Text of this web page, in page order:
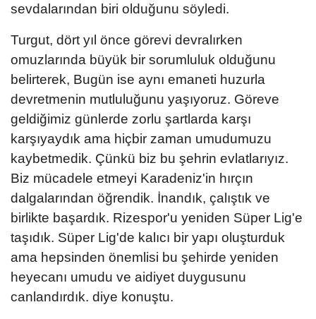
sevdalarından biri olduğunu söyledi.
Turgut, dört yıl önce görevi devralırken
omuzlarında büyük bir sorumluluk olduğunu
belirterek, Bugün ise aynı emaneti huzurla
devretmenin mutluluğunu yaşıyoruz. Göreve
geldiğimiz günlerde zorlu şartlarda karşı
karşıyaydık ama hiçbir zaman umudumuzu
kaybetmedik. Çünkü biz bu şehrin evlatlarıyız.
Biz mücadele etmeyi Karadeniz'in hırçın
dalgalarından öğrendik. İnandık, çalıştık ve
birlikte başardık. Rizespor'u yeniden Süper Lig'e
taşıdık. Süper Lig'de kalıcı bir yapı oluşturduk
ama hepsinden önemlisi bu şehirde yeniden
heyecanı umudu ve aidiyet duygusunu
canlandırdık. diye konuştu.